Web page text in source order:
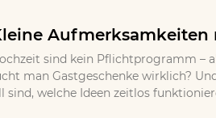
sind kein Pflichtprogramm –
man Gastgeschenke wirklich?
sind, welche Ideen zeitlos